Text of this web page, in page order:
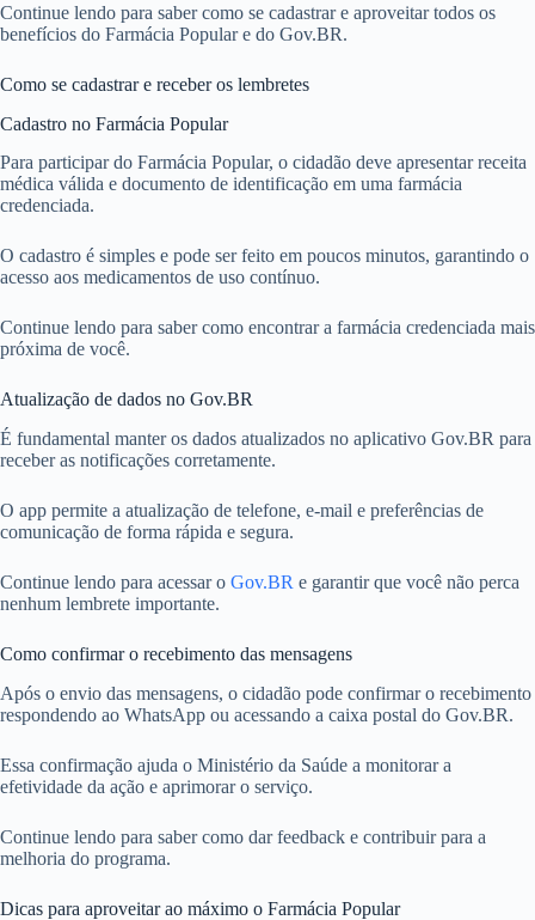
Continue lendo para saber como se cadastrar e aproveitar todos os
benefícios do Farmácia Popular e do Gov.BR.
Como se cadastrar e receber os lembretes
Cadastro no Farmácia Popular
Para participar do Farmácia Popular, o cidadão deve apresentar receita
médica válida e documento de identificação em uma farmácia
credenciada.
O cadastro é simples e pode ser feito em poucos minutos, garantindo o
acesso aos medicamentos de uso contínuo.
Continue lendo para saber como encontrar a farmácia credenciada mais
próxima de você.
Atualização de dados no Gov.BR
É fundamental manter os dados atualizados no aplicativo Gov.BR para
receber as notificações corretamente.
O app permite a atualização de telefone, e-mail e preferências de
comunicação de forma rápida e segura.
Continue lendo para acessar o Gov.BR e garantir que você não perca
nenhum lembrete importante.
Como confirmar o recebimento das mensagens
Após o envio das mensagens, o cidadão pode confirmar o recebimento
respondendo ao WhatsApp ou acessando a caixa postal do Gov.BR.
Essa confirmação ajuda o Ministério da Saúde a monitorar a
efetividade da ação e aprimorar o serviço.
Continue lendo para saber como dar feedback e contribuir para a
melhoria do programa.
Dicas para aproveitar ao máximo o Farmácia Popular